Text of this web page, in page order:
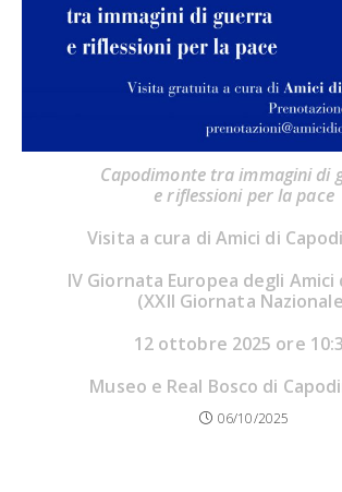
Capodimonte tra immagini di
e riflessioni per la pace
Visita a cura di Amici di
IV Giornata Europea degli Amici
(XXII Giornata
12 ottobre 2025 ore
Museo e Real Bosco di
06/10/2025